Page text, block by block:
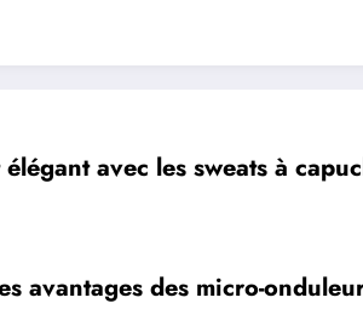
élégant avec les sweats à
avantages des micro-